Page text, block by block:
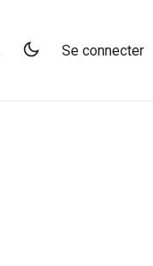
Se connecter